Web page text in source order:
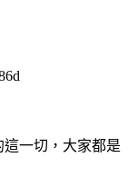
一切，大家都是